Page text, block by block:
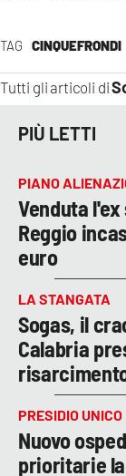
TAG CINQUEFRONDI
Tutti gli articoli di
PIÙ LETTI
PIANO
Venduta
Reggio
euro
LA STANGATA
Sogas, il
Calabria
PRESIDIO UNICO
Nuovo
prioritarie